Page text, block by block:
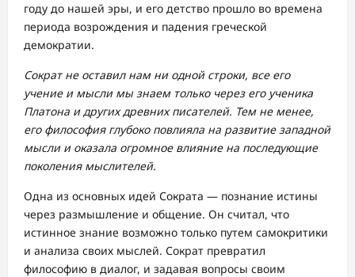
году до нашей эры, и его детство прошло во времена
периода возрождения и падения греческой
демократии.
Сократ не оставил нам ни одной строки, все его
учение и мысли мы знаем только через его ученика
Платона и других древних писателей. Тем не менее,
его философия глубоко повлияла на развитие западной
мысли и оказала огромное влияние на последующие
поколения мыслителей.
Одна из основных идей Сократа — познание истины
через размышление и общение. Он считал, что
истинное знание возможно только путем самокритики
и анализа своих мыслей. Сократ превратил
философию в диалог, и задавая вопросы своим